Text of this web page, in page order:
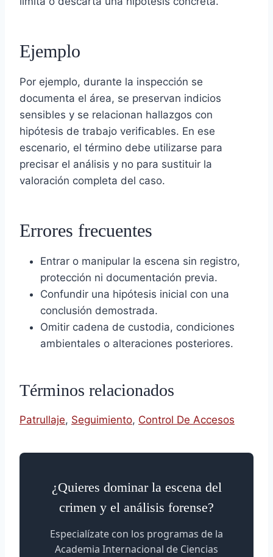
Ejemplo
Por ejemplo, durante la inspección se
documenta el área, se preservan indicios
sensibles y se relacionan hallazgos con
hipótesis de trabajo verificables. En ese
escenario, el término debe utilizarse para
precisar el análisis y no para sustituir la
valoración completa del caso.
Errores frecuentes
Entrar o manipular la escena sin registro,
protección ni documentación previa.
Confundir una hipótesis inicial con una
conclusión demostrada.
Omitir cadena de custodia, condiciones
ambientales o alteraciones posteriores.
Términos relacionados
Patrullaje, Seguimiento, Control De Accesos
¿Quieres dominar la escena del
crimen y el análisis forense?
Especialízate con los programas de la
Academia Internacional de Ciencias